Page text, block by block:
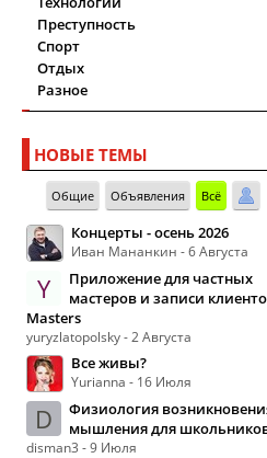
Преступность
Спорт
Отдых
Разное
НОВЫЕ ТЕМЫ
Общие Объявления Всё
Концерты - осень 2026
Иван Мананкин - 6 Августа
Y
Приложение для частных
мастеров и записи
Masters
yuryzlatopolsky - 2 Августа
Все живы?
Yurianna - 16 Июля
D
Физиология
мышления для
disman3 - 9 Июля